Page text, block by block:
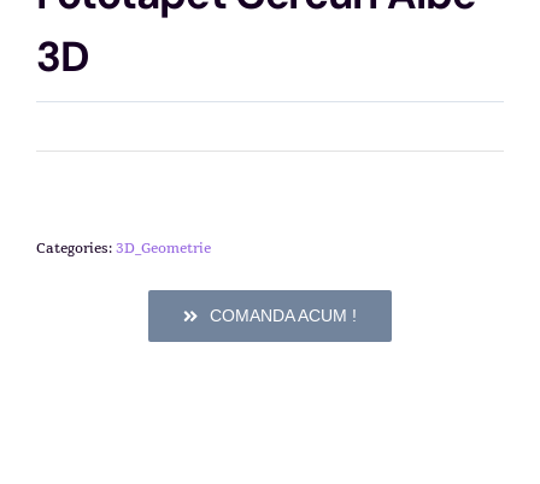
3D
Categories:3D_Geometrie
COMANDA ACUM !